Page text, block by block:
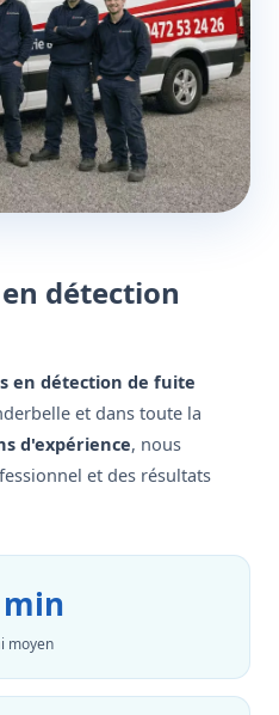
détection
en détection de fuite
et dans toute la
d'expérience, nous
et des résultats
moyen